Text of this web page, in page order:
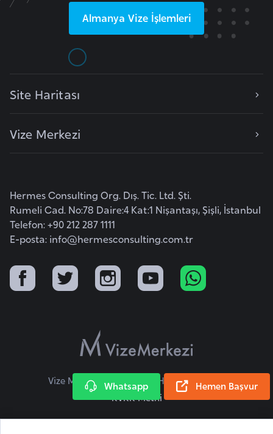
Almanya Vize İşlemleri
Site Haritası
Vize Merkezi
Hermes Consulting Org. Dış. Tic. Ltd. Şti.
Rumeli Cad. No:78 Daire:4 Kat:1 Nişantaşı, Şişli, İstanbul
Telefon: +90 212 287 1111
E-posta: info@hermesconsulting.com.tr
Vize Merkezi © 2026 Tüm Hakları Saklıdır.
KVKK Metni
r
n
s
o
a
d
h
Hemen Başvur
Whatsapp